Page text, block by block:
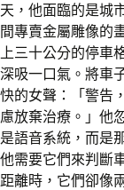
天，他面臨的是城
間專賣金屬雕像的
上三十公分的停車
深吸一口氣。將車
快的女聲：「警告
慮放棄治療。」他
是語音系統，而是
他需要它們來判斷
距離時，它們卻像